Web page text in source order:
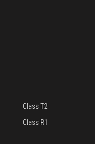
Class T2
Class R1